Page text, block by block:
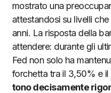
mostrato una
attestandosi su livelli
anni. La risposta della
attendere: durante gli
Fed non solo ha
forchetta tra il 3,50% e
tono decisamente